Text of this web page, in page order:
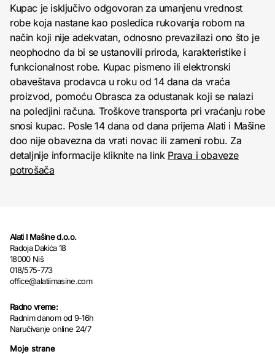
Kupac je isključivo odgovoran za umanjenu vrednost
robe koja nastane kao posledica rukovanja robom na
način koji nije adekvatan, odnosno prevazilazi ono što je
neophodno da bi se ustanovili priroda, karakteristike i
funkcionalnost robe. Kupac pismeno ili elektronski
obaveštava prodavca u roku od 14 dana da vraća
proizvod, pomoću Obrasca za odustanak koji se nalazi
na poledjini računa. Troškove transporta pri vraćanju robe
snosi kupac. Posle 14 dana od dana prijema Alati i Mašine
doo nije obavezna da vrati novac ili zameni robu. Za
detaljnije informacije kliknite na link Prava i obaveze
potrošača
Alati I Mašine d.o.o.
Radoja Dakića 18
18000 Niš
018/575-773
office@alatiimasine.com
Radno vreme:
Radnim danom od 9-16h
Naručivanje online 24/7
Moje strane